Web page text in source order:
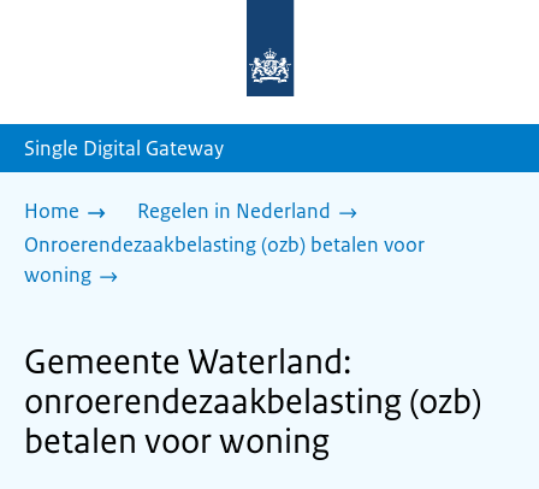
homepage
Single Digital Gateway
Home
Regelen in Nederland
Onroerendezaakbelasting (ozb) betalen voor
woning
Gemeente Waterland:
onroerendezaakbelasting (ozb)
betalen voor woning